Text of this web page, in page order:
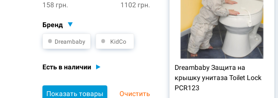
158 грн. 1102 грн.
Бренд
Dreambaby KidCo
Есть в наличии
Очистить
Dreambaby Защита на
крышку унитаза Toilet Lock
PCR123